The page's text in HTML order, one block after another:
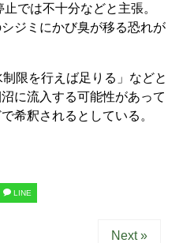
では不十分などと主張。
ジミにかび臭が移る恐れが
限を行えば足りる」などと
に流入する可能性があって
で希釈されるとしている。
LINE
Next »